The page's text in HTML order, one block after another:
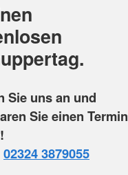
.
Sie uns an und
Sie einen Termin
02324 3879055